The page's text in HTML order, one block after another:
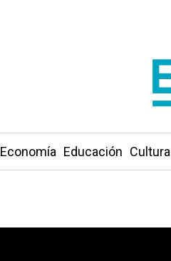
Economía Educación Cultura